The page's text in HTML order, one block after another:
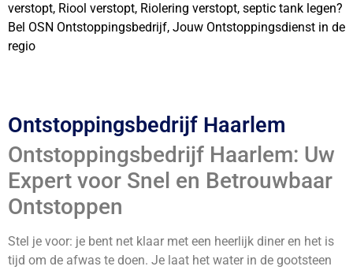
verstopt, Riool verstopt, Riolering verstopt, septic tank legen?
Bel OSN Ontstoppingsbedrijf, Jouw Ontstoppingsdienst in de
regio
Ontstoppingsbedrijf Haarlem
Ontstoppingsbedrijf Haarlem: Uw
Expert voor Snel en Betrouwbaar
Ontstoppen
Stel je voor: je bent net klaar met een heerlijk diner en het is
tijd om de afwas te doen. Je laat het water in de gootsteen